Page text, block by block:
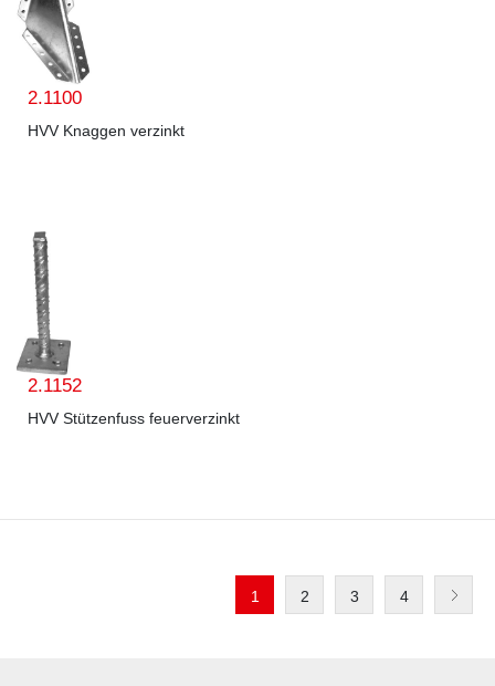
2.1100
HVV Knaggen verzinkt
2.1152
HVV Stützenfuss feuerverzinkt
1 2 3 4